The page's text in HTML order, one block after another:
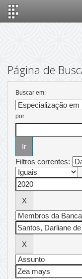
Página de
Buscar em:
por
Filtros correntes: